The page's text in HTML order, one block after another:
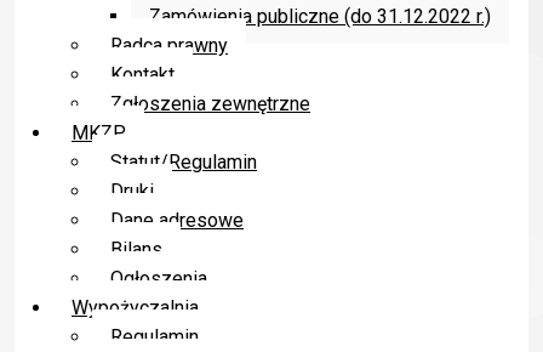
Zamówienia publiczne (do 31.12.2022 r.)
Radca prawny
Kontakt
Zgłoszenia zewnętrzne
MKZP
Statut/Regulamin
Druki
Dane adresowe
Bilans
Ogłoszenia
Wypożyczalnia
Regulamin
DOFINANSOWANIE ZE ŚRODKÓW
EUROPEJSKIEGO FUNDUSZU SPOŁECZNEGO
PLUS W RAMACH FUNDUSZY EUROPEJSKICH
DLA OPOLSKIEGO 2021-2027
TYTUŁ PROJEKTU:
podniesienie jakości edukacji przedszkolnej w
Gminie Kluczbork.